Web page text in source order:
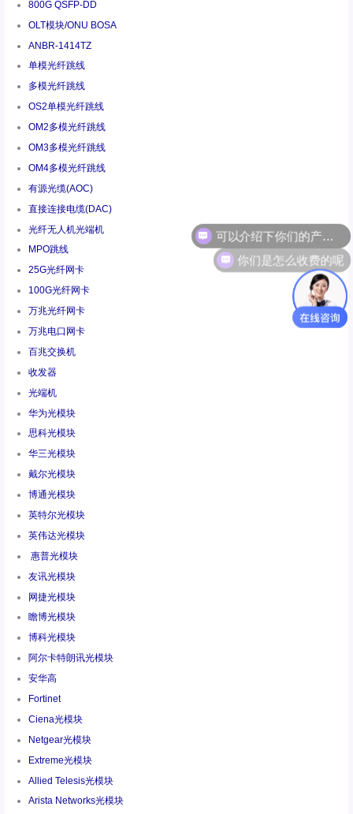
800G QSFP-DD
OLT模块/ONU BOSA
ANBR-1414TZ
单模光纤跳线
多模光纤跳线
OS2单模光纤跳线
OM2多模光纤跳线
OM3多模光纤跳线
OM4多模光纤跳线
有源光缆(AOC)
直接连接电缆(DAC)
光纤无人机光端机
MPO跳线
25G光纤网卡
100G光纤网卡
万兆光纤网卡
万兆电口网卡
百兆交换机
收发器
光端机
华为光模块
思科光模块
华三光模块
戴尔光模块
博通光模块
英特尔光模块
英伟达光模块
惠普光模块
友讯光模块
网捷光模块
瞻博光模块
博科光模块
阿尔卡特朗讯光模块
安华高
Fortinet
Ciena光模块
Netgear光模块
Extreme光模块
Allied Telesis光模块
Arista Networks光模块
你们是怎么收费的呢